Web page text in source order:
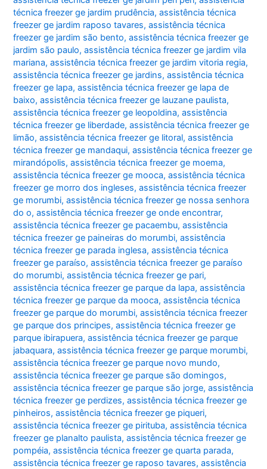
técnica freezer ge jardim prudência,assistência técnica
freezer ge jardim raposo tavares,assistência técnica
freezer ge jardim são bento,assistência técnica freezer ge
jardim são paulo,assistência técnica freezer ge jardim vila
mariana,assistência técnica freezer ge jardim vitoria regia,
assistência técnica freezer ge jardins,assistência técnica
freezer ge lapa,assistência técnica freezer ge lapa de
baixo,assistência técnica freezer ge lauzane paulista,
assistência técnica freezer ge leopoldina,assistência
técnica freezer ge liberdade,assistência técnica freezer ge
limão,assistência técnica freezer ge litoral,assistência
técnica freezer ge mandaqui,assistência técnica freezer ge
mirandópolis,assistência técnica freezer ge moema,
assistência técnica freezer ge mooca,assistência técnica
freezer ge morro dos ingleses,assistência técnica freezer
ge morumbi,assistência técnica freezer ge nossa senhora
do o,assistência técnica freezer ge onde encontrar,
assistência técnica freezer ge pacaembu,assistência
técnica freezer ge paineiras do morumbi,assistência
técnica freezer ge parada inglesa,assistência técnica
freezer ge paraíso,assistência técnica freezer ge paraíso
do morumbi,assistência técnica freezer ge pari,
assistência técnica freezer ge parque da lapa,assistência
técnica freezer ge parque da mooca,assistência técnica
freezer ge parque do morumbi,assistência técnica freezer
ge parque dos principes,assistência técnica freezer ge
parque ibirapuera,assistência técnica freezer ge parque
jabaquara,assistência técnica freezer ge parque morumbi,
assistência técnica freezer ge parque novo mundo,
assistência técnica freezer ge parque são domingos,
assistência técnica freezer ge parque são jorge,assistência
técnica freezer ge perdizes,assistência técnica freezer ge
pinheiros,assistência técnica freezer ge piqueri,
assistência técnica freezer ge pirituba,assistência técnica
freezer ge planalto paulista,assistência técnica freezer ge
pompéia,assistência técnica freezer ge quarta parada,
assistência técnica freezer ge raposo tavares,assistência